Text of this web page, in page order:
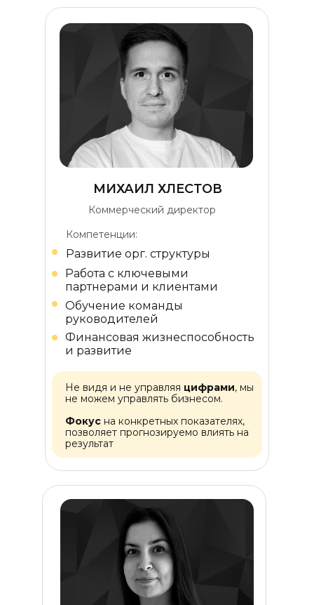
Компетенции:
Коммерческий директор
МИХАИЛ ХЛЕСТОВ
Развитие орг. структуры
Работа с ключевыми
партнерами и клиентами
Обучение команды
руководителей
Финансовая жизнеспособность
и развитие
Не видя и не управляя цифрами, мы
не можем управлять бизнесом.
Фокус на конкретных показателях,
позволяет прогнозируемо влиять на
результат